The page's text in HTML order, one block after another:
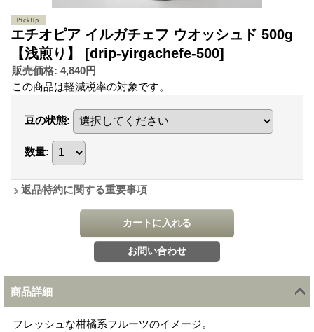
エチオピア イルガチェフ ウオッシュド 500g
【浅煎り】
[drip-yirgachefe-500]
販売価格: 4,840円
この商品は軽減税率の対象です。
豆の状態:
数量:
返品特約に関する重要事項
商品詳細
フレッシュな柑橘系フルーツのイメージ。